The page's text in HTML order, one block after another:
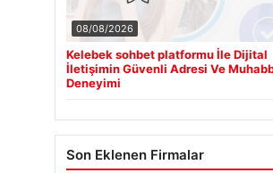
08/08/2026
Kelebek sohbet platformu İle Dijital
İletişimin Güvenli Adresi Ve
Deneyimi
Son Eklenen Firmalar